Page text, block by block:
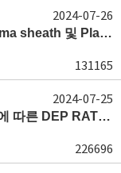
ICP/CCP 플라즈마 식각 공정 개발 [Plasma sheath 및 Plasma generation]
131165
2024-07-26
HF PLASMA DEPOSITION 시 POWER에 따른 DEP RATE 변화 [장비 플라즈마, Rate constant]
226696
2024-07-25